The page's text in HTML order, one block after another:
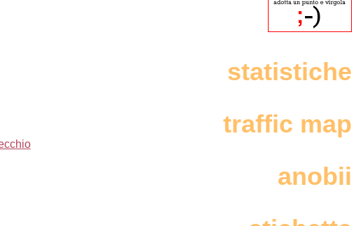
statistiche
traffic map
anobii